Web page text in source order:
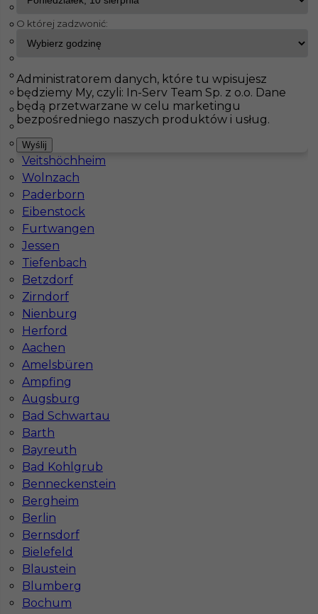
InServ Oferty pracy
Pokaż filtr
Badendorf
Driedorf
Weisenheim
Holzwickede
Heidenheim an der Brenz
Walldorf
Oberhausen
Nürnberg
Veitshöchheim
Wolnzach
Paderborn
Eibenstock
Furtwangen
Jessen
Tiefenbach
Betzdorf
Zirndorf
Nienburg
Herford
Aachen
Amelsbüren
Ampfing
Augsburg
Bad Schwartau
Barth
Bayreuth
Bad Kohlgrub
Benneckenstein
Bergheim
Berlin
Bernsdorf
Bielefeld
Blaustein
Blumberg
Bochum
Praca za granicą - Monter płyt G/K
Kategoria Prace wykończeniowe
Lokalizacja Niemcy
Wymagane języki
Stawka 17 - 19 € / h
Glazurnik praca Niemcy
Kategoria Prace wykończeniowe
Płytkarz
Lokalizacja Niemcy
Wymagane języki
O której zadzwonić:
Administratorem danych, które tu wpisujesz
będziemy My, czyli: In-Serv Team Sp. z o.o. Dane
będą przetwarzane w celu marketingu
bezpośredniego naszych produktów i usług.
Wyślij